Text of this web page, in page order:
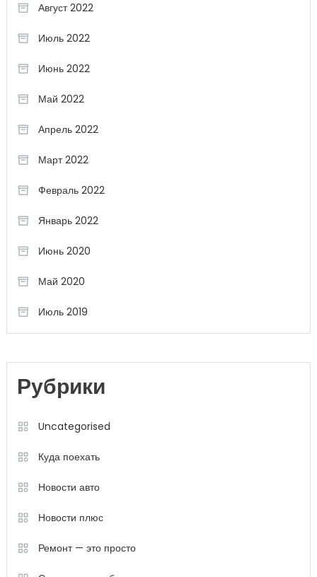
Август 2022
Июль 2022
Июнь 2022
Май 2022
Апрель 2022
Март 2022
Февраль 2022
Январь 2022
Июнь 2020
Май 2020
Июль 2019
Рубрики
Uncategorised
Куда поехать
Новости авто
Новости плюс
Ремонт — это просто